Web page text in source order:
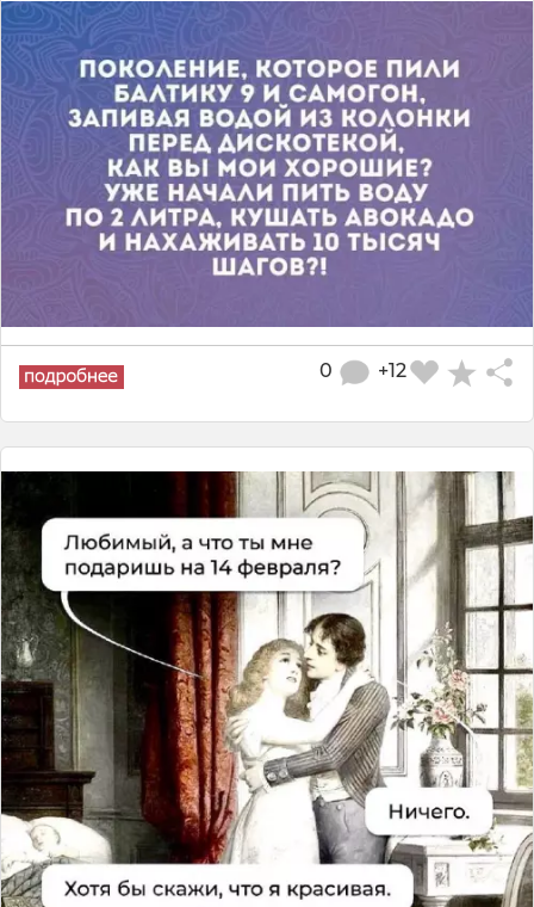
+12
0